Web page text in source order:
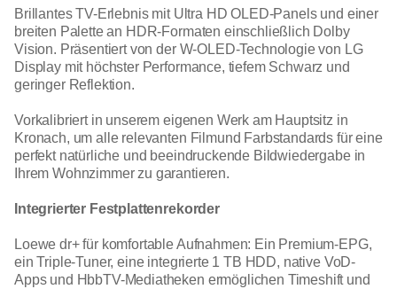
Brillantes TV-Erlebnis mit Ultra HD OLED-Panels und einer
breiten Palette an HDR-Formaten einschließlich Dolby
Vision. Präsentiert von der W-OLED-Technologie von LG
Display mit höchster Performance, tiefem Schwarz und
geringer Reflektion.
Vorkalibriert in unserem eigenen Werk am Hauptsitz in
Kronach, um alle relevanten Filmund Farbstandards für eine
perfekt natürliche und beeindruckende Bildwiedergabe in
Ihrem Wohnzimmer zu garantieren.
Integrierter Festplattenrekorder
Loewe dr+ für komfortable Aufnahmen: Ein Premium-EPG,
ein Triple-Tuner, eine integrierte 1 TB HDD, native VoD-
Apps und HbbTV-Mediatheken ermöglichen Timeshift und